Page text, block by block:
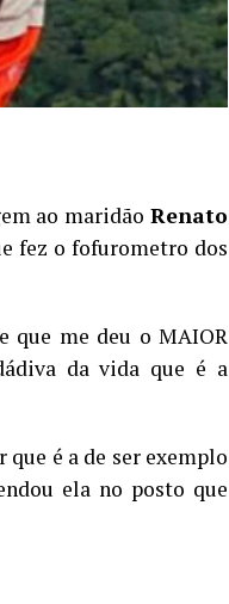
ao maridãoRenato
fez o fofurometro dos
que me deu o MAIOR
da vida que é a
é a de ser exemplo
ela no posto que